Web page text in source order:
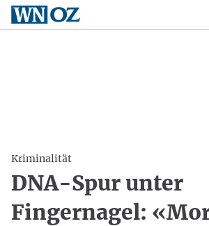
Kriminalität
DNA-Spur unter
Fingernagel: